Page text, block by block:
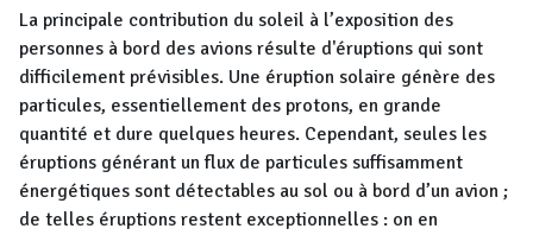
La principale contribution du soleil à l’exposition des
personnes à bord des avions résulte d'éruptions qui sont
difficilement prévisibles. Une éruption solaire génère des
particules, essentiellement des protons, en grande
quantité et dure quelques heures. Cependant, seules les
éruptions générant un flux de particules suffisamment
énergétiques sont détectables au sol ou à bord d’un avion ;
de telles éruptions restent exceptionnelles : on en